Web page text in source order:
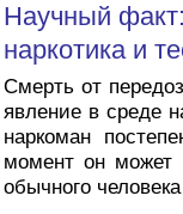
Научный
наркотика и
Смерть от
явление в среде
наркоман
момент он может
обычного